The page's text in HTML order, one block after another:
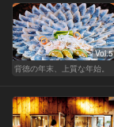
Vol.5
背徳の年末、上質な年始。